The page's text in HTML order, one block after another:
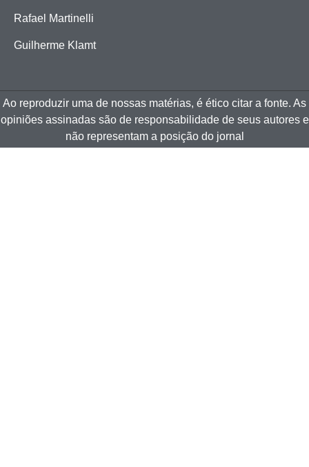
Rafael Martinelli
Guilherme Klamt
Ao reproduzir uma de nossas matérias, é ético citar a fonte. As
opiniões assinadas são de responsabilidade de seus autores e
não representam a posição do jornal